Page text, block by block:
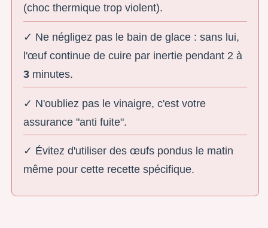
(choc thermique trop violent).
✓ Ne négligez pas le bain de glace : sans lui,
l'œuf continue de cuire par inertie pendant 2 à
3 minutes.
✓ N'oubliez pas le vinaigre, c'est votre
assurance "anti fuite".
✓ Évitez d'utiliser des œufs pondus le matin
même pour cette recette spécifique.